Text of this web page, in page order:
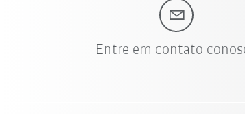
Entre em contato